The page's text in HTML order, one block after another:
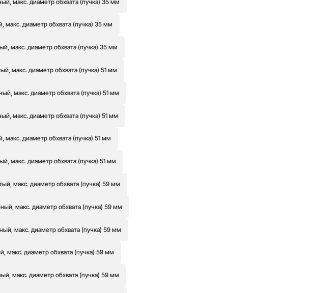
макс. диаметр обхвата (пучка) 35 мм
макс. диаметр обхвата (пучка) 35 мм
макс. диаметр обхвата (пучка) 35 мм
макс. диаметр обхвата (пучка) 51 мм
макс. диаметр обхвата (пучка) 51 мм
макс. диаметр обхвата (пучка) 51 мм
макс. диаметр обхвата (пучка) 51 мм
макс. диаметр обхвата (пучка) 51 мм
макс. диаметр обхвата (пучка) 59 мм
макс. диаметр обхвата (пучка) 59 мм
макс. диаметр обхвата (пучка) 59 мм
макс. диаметр обхвата (пучка) 59 мм
макс. диаметр обхвата (пучка) 59 мм